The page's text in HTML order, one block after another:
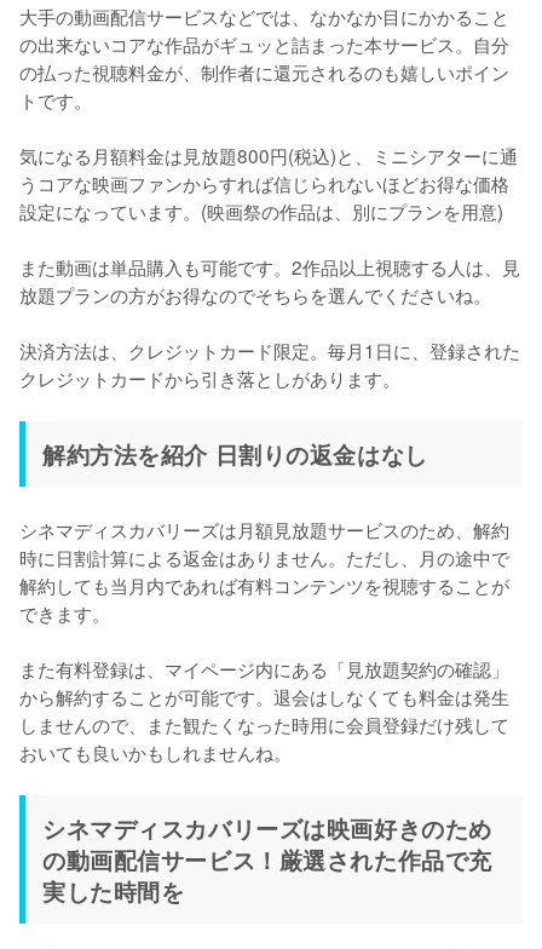
大手の動画配信サービスなどでは、なかなか目にかかること
の出来ないコアな作品がギュッと詰まった本サービス。自分
の払った視聴料金が、制作者に還元されるのも嬉しいポイン
トです。
気になる月額料金は見放題800円(税込)と、ミニシアターに通
うコアな映画ファンからすれば信じられないほどお得な価格
設定になっています。(映画祭の作品は、別にプランを用意)
また動画は単品購入も可能です。2作品以上視聴する人は、見
放題プランの方がお得なのでそちらを選んでくださいね。
決済方法は、クレジットカード限定。毎月1日に、登録された
クレジットカードから引き落としがあります。
解約方法を紹介 日割りの返金はなし
シネマディスカバリーズは月額見放題サービスのため、解約
時に日割計算による返金はありません。ただし、月の途中で
解約しても当月内であれば有料コンテンツを視聴することが
できます。
また有料登録は、マイページ内にある「見放題契約の確認」
から解約することが可能です。退会はしなくても料金は発生
しませんので、また観たくなった時用に会員登録だけ残して
おいても良いかもしれませんね。
シネマディスカバリーズは映画好きのため
の動画配信サービス！厳選された作品で充
実した時間を